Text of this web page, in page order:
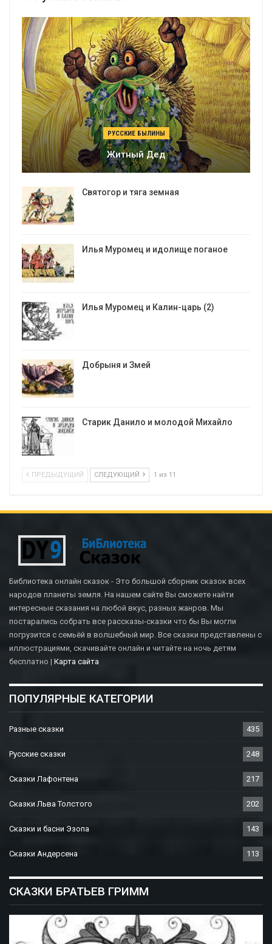
РУССКИЕ БЫЛИНЫ
Житный Дед
Святогор и тяга земная
Илья Муромец и идолище поганое
Илья Муромец и Калин-царь (2)
Добрыня и Змей
Старик Данило и молодой Михайло
ПРЕДЫДУЩИЙ СЛЕДУЮЩИЙ 1 из 11
Библиотека онлайн сказок - Это большой сборник сказок всех
народов планеты земля. На нашем сайте Вы сможете найти
интересные сказания на любой вкус, разных жанров. Мы
постарались собрать все рассказы-сказки что бы Вы могли
погрузится с семьёй в волшебный мир. Все сказки представлены с
иллюстрациями, скачивайте онлайн и читайте на ночь детям
бесплатно | Карта сайта
ПОПУЛЯРНЫЕ КАТЕГОРИИ
Разные сказки 435
Русские сказки 248
Сказки Лафонтена 217
Сказки Льва Толстого 202
Сказки и басни Эзопа 143
Сказки Андерсена 113
СКАЗКИ БРАТЬЕВ ГРИММ